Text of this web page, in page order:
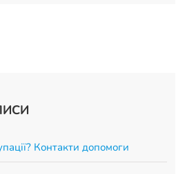
Контакти допомоги